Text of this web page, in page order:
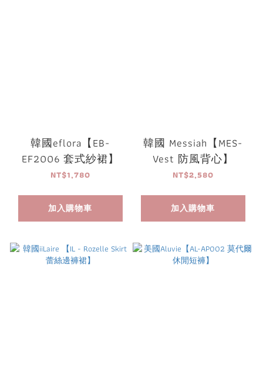
韓國eflora【EB-
EF2006 套式紗裙】
NT$1,780
加入購物車
韓國 Messiah【MES-
Vest 防風背心】
NT$2,580
加入購物車